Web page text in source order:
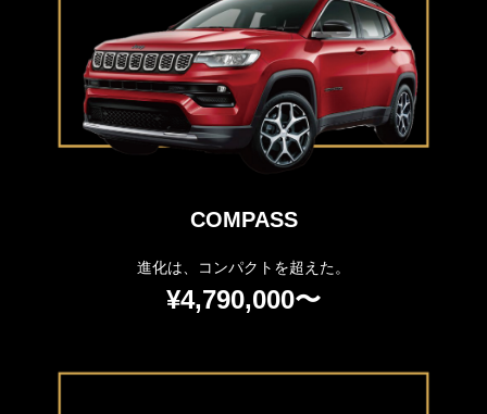
COMPASS
進化は、コンパクトを超えた。
¥4,790,000〜